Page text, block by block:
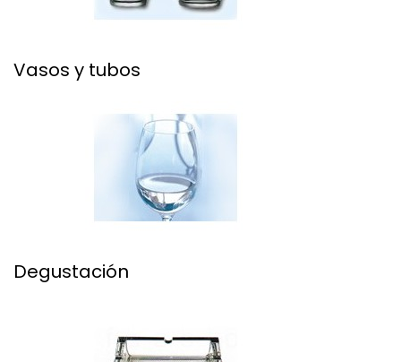
Vasos y tubos
Degustación